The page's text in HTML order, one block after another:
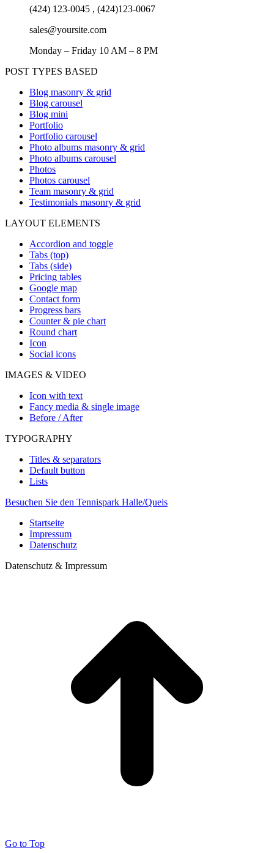
(424) 123-0045 , (424)123-0067
sales@yoursite.com
Monday – Friday 10 AM – 8 PM
POST TYPES BASED
Blog masonry & grid
Blog carousel
Blog mini
Portfolio
Portfolio carousel
Photo albums masonry & grid
Photo albums carousel
Photos
Photos carousel
Team masonry & grid
Testimonials masonry & grid
LAYOUT ELEMENTS
Accordion and toggle
Tabs (top)
Tabs (side)
Pricing tables
Google map
Contact form
Progress bars
Counter & pie chart
Round chart
Icon
Social icons
IMAGES & VIDEO
Icon with text
Fancy media & single image
Before / After
TYPOGRAPHY
Titles & separators
Default button
Lists
Besuchen Sie den Tennispark Halle/Queis
Startseite
Impressum
Datenschutz
Datenschutz & Impressum
Go to Top